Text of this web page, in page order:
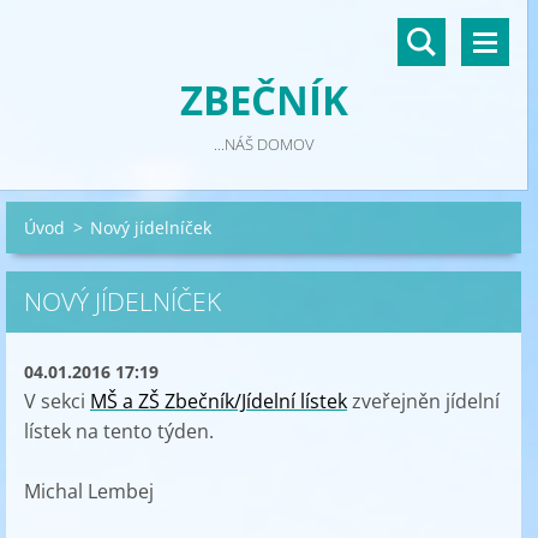
ZBEČNÍK
...NÁŠ DOMOV
Úvod > Nový jídelníček
NOVÝ JÍDELNÍČEK
04.01.2016 17:19
V sekci MŠ a ZŠ Zbečník/Jídelní lístekzveřejněn jídelní
lístek na tento týden.
Michal Lembej